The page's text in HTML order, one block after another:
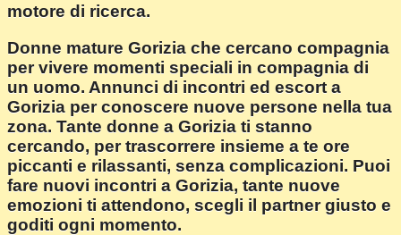
motore di ricerca.
Donne mature Gorizia che cercano compagnia
per vivere momenti speciali in compagnia di
un uomo. Annunci di incontri ed escort a
Gorizia per conoscere nuove persone nella tua
zona. Tante donne a Gorizia ti stanno
cercando, per trascorrere insieme a te ore
piccanti e rilassanti, senza complicazioni. Puoi
fare nuovi incontri a Gorizia, tante nuove
emozioni ti attendono, scegli il partner giusto e
goditi ogni momento.